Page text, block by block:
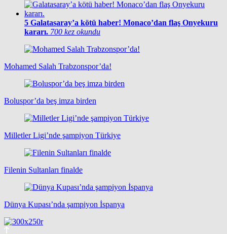
5 Galatasaray’a kötü haber! Monaco’dan flaş Onyekuru
kararı. 700 kez okundu
Mohamed Salah Trabzonspor’da!
Boluspor’da beş imza birden
Milletler Ligi’nde şampiyon Türkiye
Filenin Sultanları finalde
Dünya Kupası’nda şampiyon İspanya